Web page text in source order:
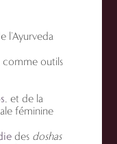
l’Ayurveda
comme outils
, et de la
féminine
des doshas